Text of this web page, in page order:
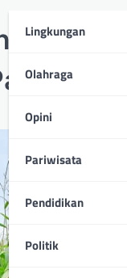
Lingkungan
Olahraga
Opini
Pariwisata
Pendidikan
Politik